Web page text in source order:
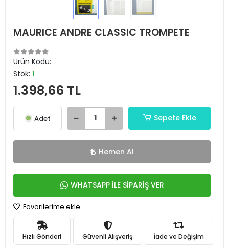
MAURICE ANDRE CLASSIC TROMPETE
Ürün Kodu:
Stok: 1
1.398,66 TL
Adet Sepete Ekle
Hemen Al
WHATSAPP İLE SİPARİŞ VER
Favorilerime ekle
Hızlı Gönderi Güvenli Alışveriş İade ve Değişim